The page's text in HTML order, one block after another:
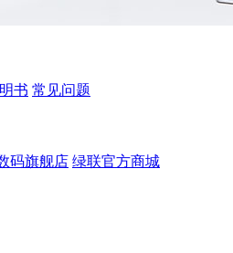
书 常见问题
码旗舰店 绿联官方商城